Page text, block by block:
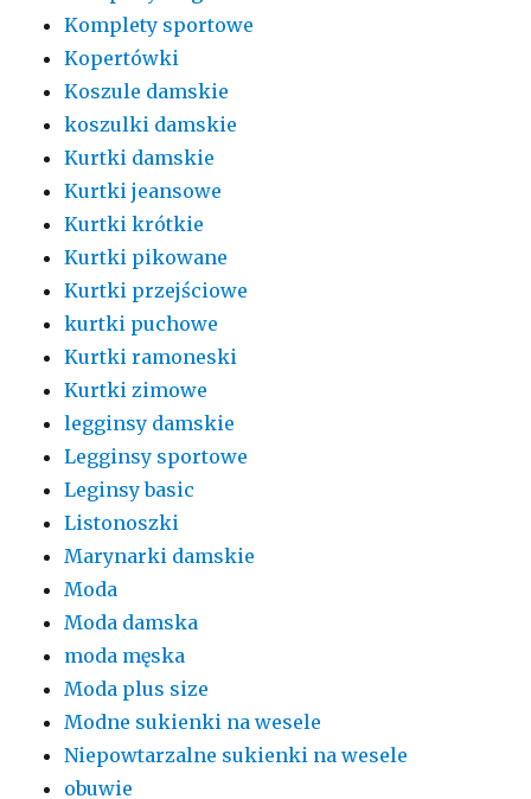
Komplety sportowe
Kopertówki
Koszule damskie
koszulki damskie
Kurtki damskie
Kurtki jeansowe
Kurtki krótkie
Kurtki pikowane
Kurtki przejściowe
kurtki puchowe
Kurtki ramoneski
Kurtki zimowe
legginsy damskie
Legginsy sportowe
Leginsy basic
Listonoszki
Marynarki damskie
Moda
Moda damska
moda męska
Moda plus size
Modne sukienki na wesele
Niepowtarzalne sukienki na wesele
obuwie